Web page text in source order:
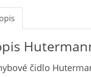
čidlo